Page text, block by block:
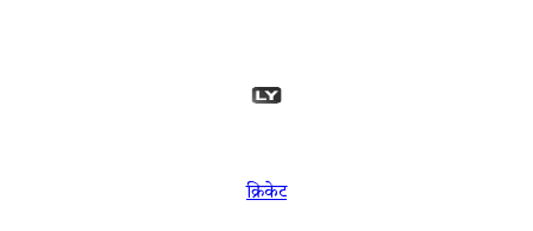
क्रिकेट